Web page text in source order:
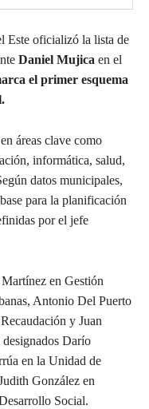
Este oficializó la lista de
Daniel Mujica en el
el primer esquema
áreas clave como
informática, salud,
datos municipales,
para la planificación
por el jefe
en Gestión
Antonio Del Puerto
y Juan
Darío
en la Unidad de
González en
Social.